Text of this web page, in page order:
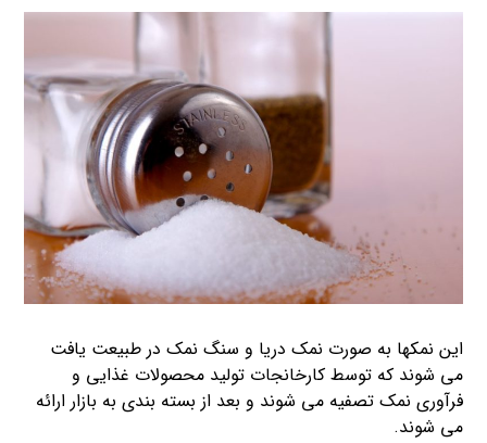
این نمکها به صورت نمک دریا و سنگ نمک در طبیعت یافت
می شوند که توسط کارخانجات تولید محصولات غذایی و
فرآوری نمک تصفیه می شوند و بعد از بسته بندی به بازار ارائه
می شوند.